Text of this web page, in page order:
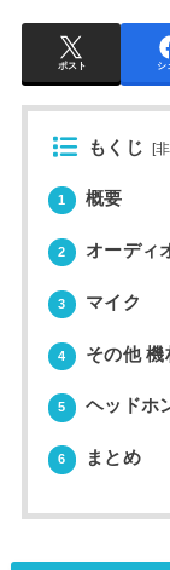
ポスト シ
もくじ [
1 概要
2 オーディ
3 マイク
4 その他 機
5 ヘッドホ
6 まとめ